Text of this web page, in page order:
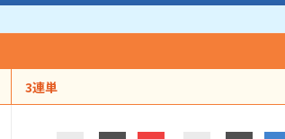
3連単